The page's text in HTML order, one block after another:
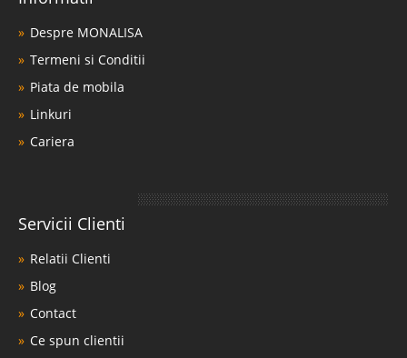
Despre MONALISA
Termeni si Conditii
Piata de mobila
Linkuri
Cariera
Servicii Clienti
Relatii Clienti
Blog
Contact
Ce spun clientii